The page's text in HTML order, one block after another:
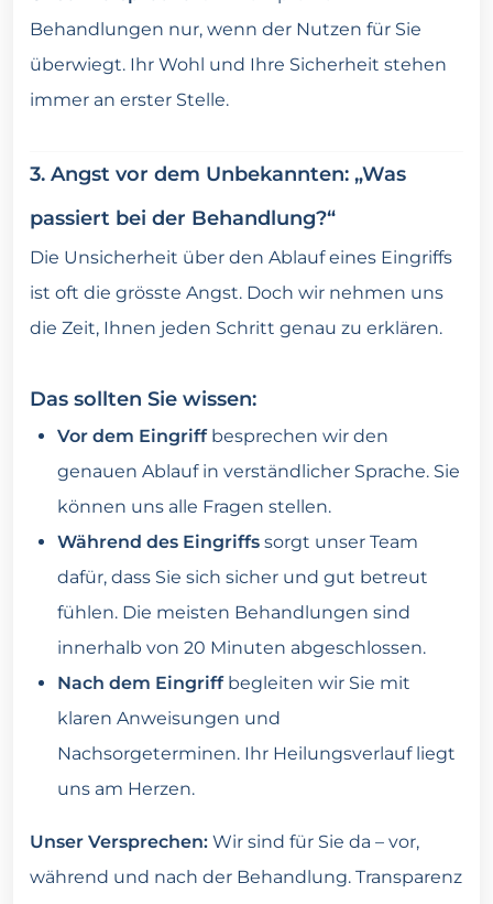
Behandlungen nur, wenn der Nutzen für Sie
überwiegt. Ihr Wohl und Ihre Sicherheit stehen
immer an erster Stelle.
3. Angst vor dem Unbekannten: „Was
passiert bei der Behandlung?“
Die Unsicherheit über den Ablauf eines Eingriffs
ist oft die grösste Angst. Doch wir nehmen uns
die Zeit, Ihnen jeden Schritt genau zu erklären.
Das sollten Sie wissen:
Vor dem Eingriffbesprechen wir den
genauen Ablauf in verständlicher Sprache. Sie
können uns alle Fragen stellen.
Während des Eingriffs sorgt unser Team
dafür, dass Sie sich sicher und gut betreut
fühlen. Die meisten Behandlungen sind
innerhalb von 20 Minuten abgeschlossen.
Nach dem Eingriffbegleiten wir Sie mit
klaren Anweisungen und
Nachsorgeterminen. Ihr Heilungsverlauf liegt
uns am Herzen.
Unser Versprechen: Wir sind für Sie da – vor,
während und nach der Behandlung. Transparenz